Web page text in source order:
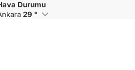
CHF
58,8704
Durumu
29 °